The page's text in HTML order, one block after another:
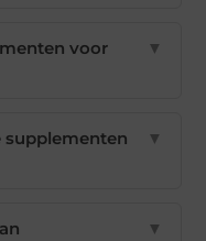
voor
▼
supplementen
▼
▼